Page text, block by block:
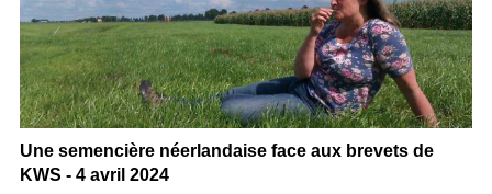
Une semencière néerlandaise face aux brevets de
KWS - 4 avril 2024